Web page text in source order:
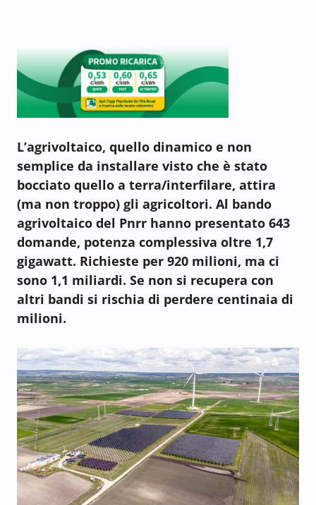
L’agrivoltaico, quello dinamico e non
semplice da installare visto che è stato
bocciato quello a terra/interfilare, attira
(ma non troppo) gli agricoltori. Al bando
agrivoltaico del Pnrr hanno presentato 643
domande, potenza complessiva oltre 1,7
gigawatt. Richieste per 920 milioni, ma ci
sono 1,1 miliardi. Se non si recupera con
altri bandi si rischia di perdere centinaia di
milioni.